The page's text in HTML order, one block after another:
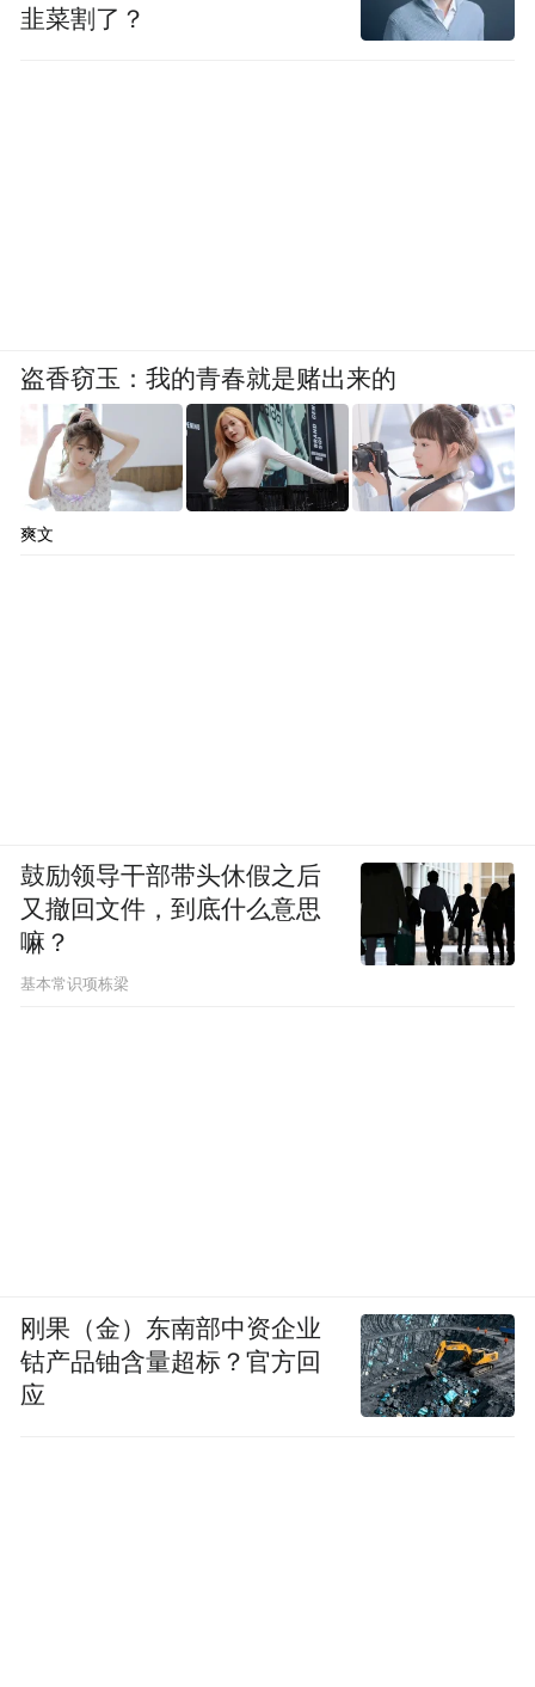
韭菜割了？
盗香窃玉：我的青春就是赌出来的
爽文
鼓励领导干部带头休假之后
又撤回文件，到底什么意思
嘛？
基本常识项栋梁
刚果（金）东南部中资企业
钴产品铀含量超标？官方回
应